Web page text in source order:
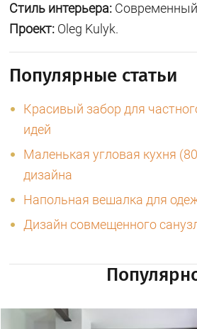
Стиль интерьера:
Проект: Oleg Kulyk.
Популярные статьи
Красивый забор для
идей
Маленькая угловая кухня
дизайна
Напольная вешалка для
Дизайн совмещенного